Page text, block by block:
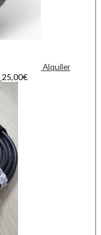
Alquiler
25,00€